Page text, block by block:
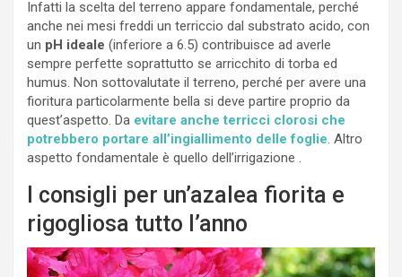
Infatti la scelta del terreno appare fondamentale, perché
anche nei mesi freddi un terriccio dal substrato acido, con
un pH ideale (inferiore a 6.5) contribuisce ad averle
sempre perfette soprattutto se arricchito di torba ed
humus. Non sottovalutate il terreno, perché per avere una
fioritura particolarmente bella si deve partire proprio da
quest’aspetto. Da evitare anche terricci clorosi che
potrebbero portare all’ingiallimento delle foglie. Altro
aspetto fondamentale è quello dell’irrigazione .
I consigli per un’azalea fiorita e
rigogliosa tutto l’anno